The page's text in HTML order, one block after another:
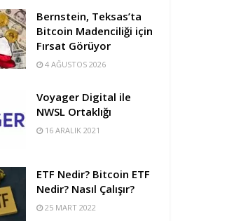
Bernstein, Teksas’ta
Bitcoin Madenciliği için
Fırsat Görüyor
4 AĞUSTOS 2026
Voyager Digital ile
NWSL Ortaklığı
16 ARALIK 2021
ETF Nedir? Bitcoin ETF
Nedir? Nasıl Çalışır?
25 MART 2022